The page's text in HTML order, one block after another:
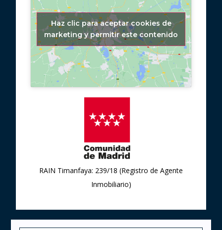
Haz clic para aceptar cookies de
marketing y permitir este contenido
RAIN Timanfaya: 239/18 (Registro de Agente
Inmobiliario)